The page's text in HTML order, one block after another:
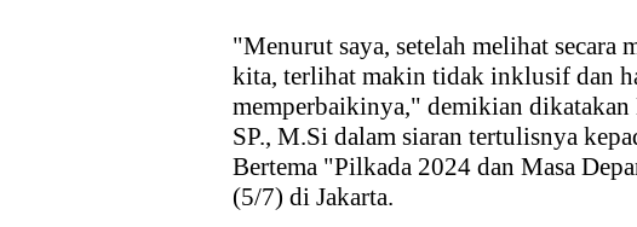
"Menurut saya, setelah melihat
kita, terlihat makin tidak inklusif dan
memperbaikinya," demikian
SP., M.Si dalam siaran tertulisnya
Bertema "Pilkada 2024 dan Masa
(5/7) di Jakarta.